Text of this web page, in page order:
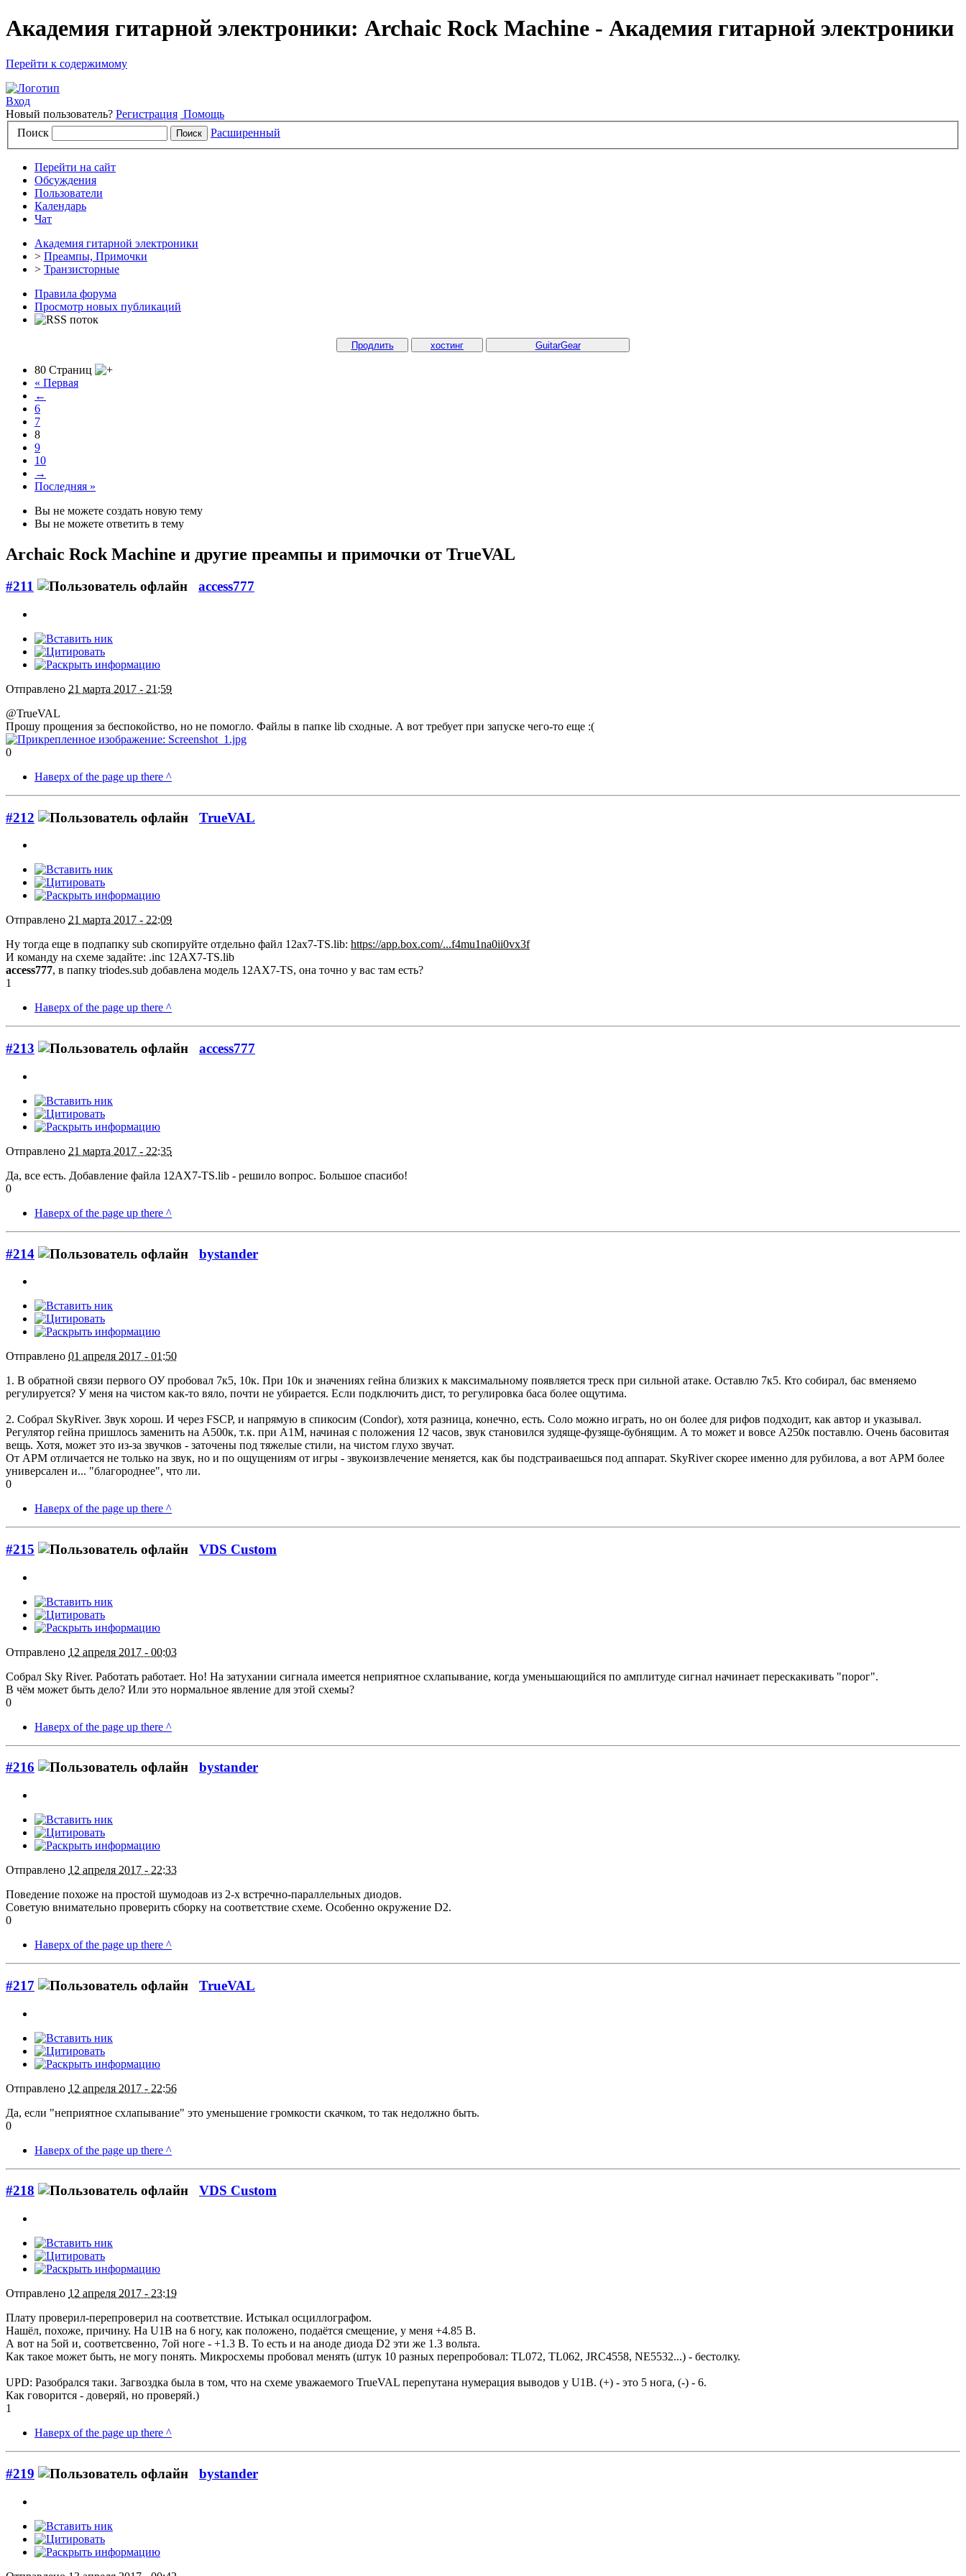
Академия гитарной электроники: Archaic Rock Machine - Академия гитарной электроники
Перейти к содержимому
Вход
Новый пользователь? Регистрация Помощь
Поиск
Расширенный
Перейти на сайт
Обсуждения
Пользователи
Календарь
Чат
Академия гитарной электроники
> Преампы, Примочки
> Транзисторные
Правила форума
Просмотр новых публикаций
Продлить хостинг GuitarGear
80 Страниц
« Первая
←
6
7
8
9
10
→
Последняя »
Вы не можете создать новую тему
Вы не можете ответить в тему
Archaic Rock Machine и другие преампы и примочки от TrueVAL
#211 access777
Отправлено 21 марта 2017 - 21:59
@TrueVAL
Прошу прощения за беспокойство, но не помогло. Файлы в папке lib сходные. А вот требует при запуске чего-то еще :(
0
Наверх of the page up there ^
#212 TrueVAL
Отправлено 21 марта 2017 - 22:09
Ну тогда еще в подпапку sub скопируйте отдельно файл 12ax7-TS.lib: https://app.box.com/...f4mu1na0ii0vx3f
И команду на схеме задайте: .inc 12AX7-TS.lib
access777, в папку triodes.sub добавлена модель 12AX7-TS, она точно у вас там есть?
1
Наверх of the page up there ^
#213 access777
Отправлено 21 марта 2017 - 22:35
Да, все есть. Добавление файла 12AX7-TS.lib - решило вопрос. Большое спасибо!
0
Наверх of the page up there ^
#214 bystander
Отправлено 01 апреля 2017 - 01:50
1. В обратной связи первого ОУ пробовал 7к5, 10к. При 10к и значениях гейна близких к максимальному появляется треск при сильной атаке. Оставлю 7к5. Кто собирал, бас вменяемо
регулируется? У меня на чистом как-то вяло, почти не убирается. Если подключить дист, то регулировка баса более ощутима.
2. Собрал SkyRiver. Звук хорош. И через FSCP, и напрямую в спикосим (Condor), хотя разница, конечно, есть. Соло можно играть, но он более для рифов подходит, как автор и указывал.
Регулятор гейна пришлось заменить на А500к, т.к. при А1М, начиная с положения 12 часов, звук становился зудяще-фузяще-бубнящим. А то может и вовсе А250к поставлю. Очень басовитая
вещь. Хотя, может это из-за звучков - заточены под тяжелые стили, на чистом глухо звучат.
От АРМ отличается не только на звук, но и по ощущениям от игры - звукоизвлечение меняется, как бы подстраиваешься под аппарат. SkyRiver скорее именно для рубилова, а вот АРМ более
универсален и... "благороднее", что ли.
0
Наверх of the page up there ^
#215 VDS Custom
Отправлено 12 апреля 2017 - 00:03
Собрал Sky River. Работать работает. Но! На затухании сигнала имеется неприятное схлапывание, когда уменьшающийся по амплитуде сигнал начинает перескакивать "порог".
В чём может быть дело? Или это нормальное явление для этой схемы?
0
Наверх of the page up there ^
#216 bystander
Отправлено 12 апреля 2017 - 22:33
Поведение похоже на простой шумодоав из 2-х встречно-параллельных диодов.
Советую внимательно проверить сборку на соответствие схеме. Особенно окружение D2.
0
Наверх of the page up there ^
#217 TrueVAL
Отправлено 12 апреля 2017 - 22:56
Да, если "неприятное схлапывание" это уменьшение громкости скачком, то так недолжно быть.
0
Наверх of the page up there ^
#218 VDS Custom
Отправлено 12 апреля 2017 - 23:19
Плату проверил-перепроверил на соответствие. Истыкал осциллографом.
Нашёл, похоже, причину. На U1B на 6 ногу, как положено, подаётся смещение, у меня +4.85 В.
А вот на 5ой и, соответсвенно, 7ой ноге - +1.3 В. То есть и на аноде диода D2 эти же 1.3 вольта.
Как такое может быть, не могу понять. Микросхемы пробовал менять (штук 10 разных перепробовал: TL072, TL062, JRC4558, NE5532...) - бестолку.
UPD: Разобрался таки. Загвоздка была в том, что на схеме уважаемого TrueVAL перепутана нумерация выводов у U1B. (+) - это 5 нога, (-) - 6.
Как говорится - доверяй, но проверяй.)
1
Наверх of the page up there ^
#219 bystander